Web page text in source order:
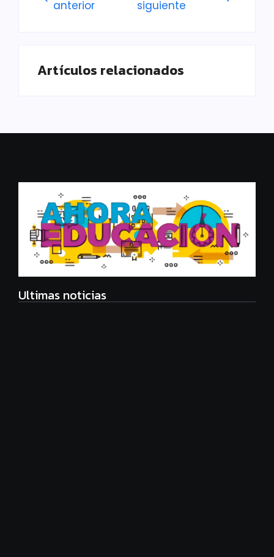
anterior
siguiente
Artículos relacionados
Ultimas noticias